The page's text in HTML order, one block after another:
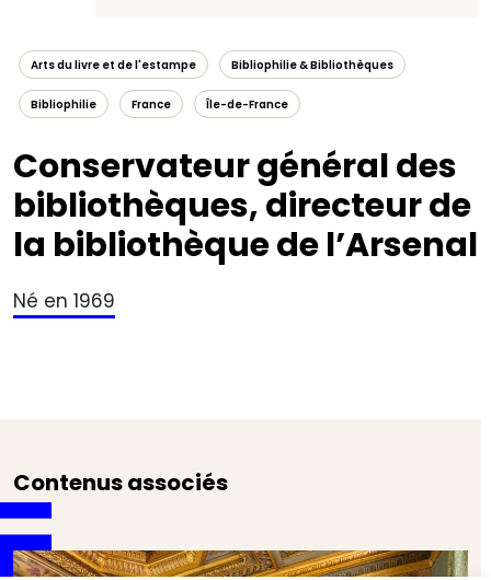
Arts du livre et de l'estampe Bibliophilie & Bibliothèques
Bibliophilie France Île-de-France
Conservateur général des
bibliothèques, directeur de
la bibliothèque de l’Arsenal
Né en 1969
Contenus associés